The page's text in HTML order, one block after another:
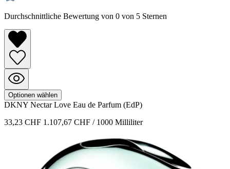
Durchschnittliche Bewertung von 0 von 5 Sternen
Optionen wählen
DKNY Nectar Love Eau de Parfum (EdP)
33,23 CHF 1.107,67 CHF / 1000 Milliliter